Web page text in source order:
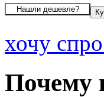
хочу
Почему